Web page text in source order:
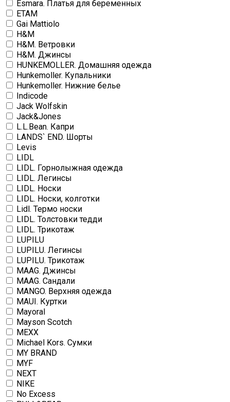
Esmara. Платья для беременных
ETAM
Gai Mattiolo
H&M
H&M. Ветровки
H&M. Джинсы
HUNKEMOLLER. Домашняя одежда
Hunkemoller. Купальники
Hunkemoller. Нижние белье
Indicode
Jack Wolfskin
Jack&Jones
L.L.Bean. Капри
LANDS` END. Шорты
Levis
LIDL
LIDL. Горнолыжная одежда
LIDL. Легинсы
LIDL. Носки
LIDL. Носки, колготки
Lidl. Термо носки
LIDL. Толстовки тедди
LIDL. Трикотаж
LUPILU
LUPILU. Легинсы
LUPILU. Трикотаж
MAAG. Джинсы
MAAG. Сандали
MANGO. Верхняя одежда
MAUI. Куртки
Mayoral
Mayson Scotch
MEXX
Michael Kors. Сумки
MY BRAND
MYF
NEXT
NIKE
No Excess